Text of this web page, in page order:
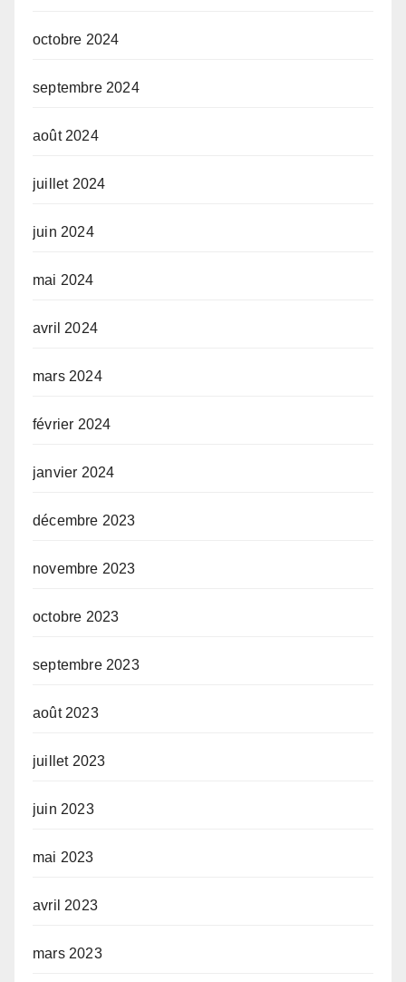
octobre 2024
septembre 2024
août 2024
juillet 2024
juin 2024
mai 2024
avril 2024
mars 2024
février 2024
janvier 2024
décembre 2023
novembre 2023
octobre 2023
septembre 2023
août 2023
juillet 2023
juin 2023
mai 2023
avril 2023
mars 2023